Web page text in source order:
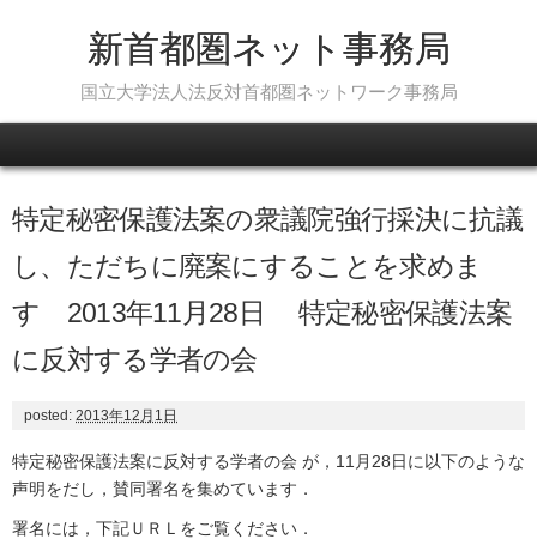
新首都圏ネット事務局
国立大学法人法反対首都圏ネットワーク事務局
特定秘密保護法案の衆議院強行採決に抗議
し、ただちに廃案にすることを求めま
す 2013年11月28日 特定秘密保護法案
に反対する学者の会
posted: 2013年12月1日
特定秘密保護法案に反対する学者の会 が，11月28日に以下のような
声明をだし，賛同署名を集めています．
署名には，下記ＵＲＬをご覧ください．